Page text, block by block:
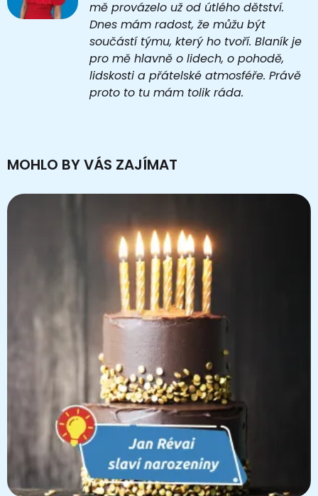
mě provázelo už od útlého dětství.
Dnes mám radost, že můžu být
součástí týmu, který ho tvoří. Blaník je
pro mě hlavně o lidech, o pohodě,
lidskosti a přátelské atmosféře. Právě
proto to tu mám tolik ráda.
MOHLO BY VÁS ZAJÍMAT